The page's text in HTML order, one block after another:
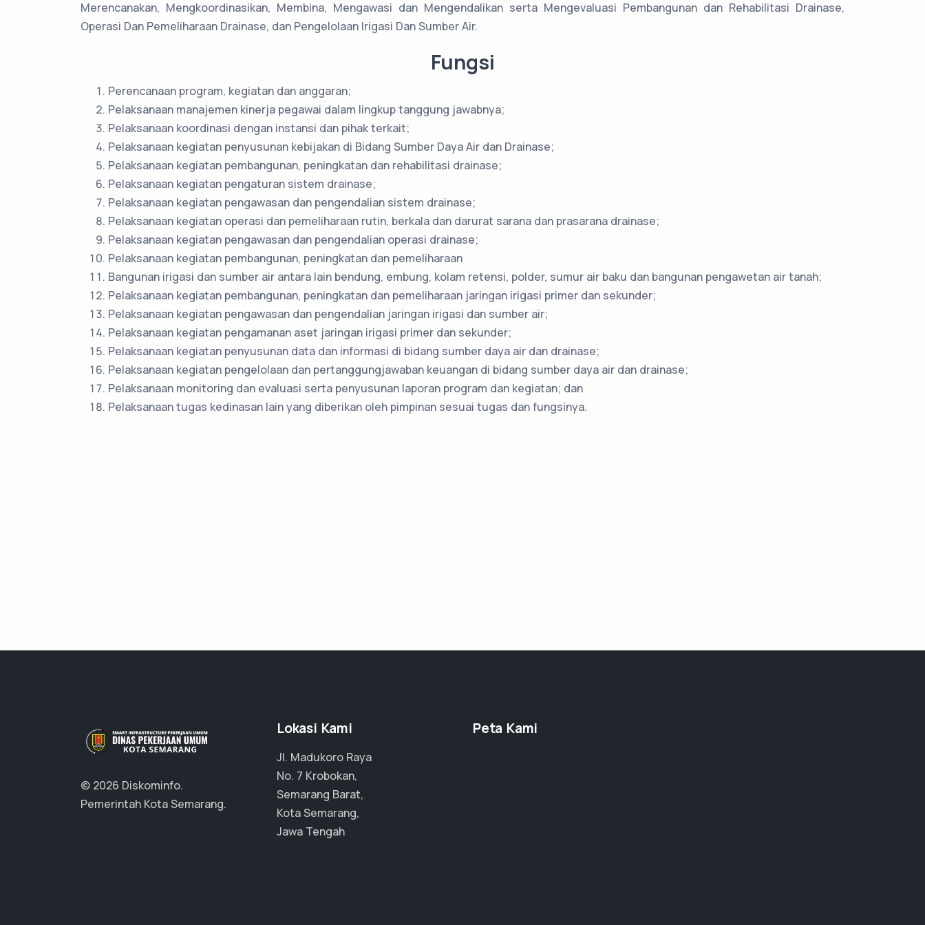
Merencanakan, Mengkoordinasikan, Membina, Mengawasi dan Mengendalikan serta Mengevaluasi Pembangunan dan Rehabilitasi Drainase,
Operasi Dan Pemeliharaan Drainase, dan Pengelolaan Irigasi Dan Sumber Air.
Fungsi
Perencanaan program, kegiatan dan anggaran;
Pelaksanaan manajemen kinerja pegawai dalam lingkup tanggung jawabnya;
Pelaksanaan koordinasi dengan instansi dan pihak terkait;
Pelaksanaan kegiatan penyusunan kebijakan di Bidang Sumber Daya Air dan Drainase;
Pelaksanaan kegiatan pembangunan, peningkatan dan rehabilitasi drainase;
Pelaksanaan kegiatan pengaturan sistem drainase;
Pelaksanaan kegiatan pengawasan dan pengendalian sistem drainase;
Pelaksanaan kegiatan operasi dan pemeliharaan rutin, berkala dan darurat sarana dan prasarana drainase;
Pelaksanaan kegiatan pengawasan dan pengendalian operasi drainase;
Pelaksanaan kegiatan pembangunan, peningkatan dan pemeliharaan
Bangunan irigasi dan sumber air antara lain bendung, embung, kolam retensi, polder, sumur air baku dan bangunan pengawetan air tanah;
Pelaksanaan kegiatan pembangunan, peningkatan dan pemeliharaan jaringan irigasi primer dan sekunder;
Pelaksanaan kegiatan pengawasan dan pengendalian jaringan irigasi dan sumber air;
Pelaksanaan kegiatan pengamanan aset jaringan irigasi primer dan sekunder;
Pelaksanaan kegiatan penyusunan data dan informasi di bidang sumber daya air dan drainase;
Pelaksanaan kegiatan pengelolaan dan pertanggungjawaban keuangan di bidang sumber daya air dan drainase;
Pelaksanaan monitoring dan evaluasi serta penyusunan laporan program dan kegiatan; dan
Pelaksanaan tugas kedinasan lain yang diberikan oleh pimpinan sesuai tugas dan fungsinya.
© 2026 Diskominfo.
Pemerintah Kota Semarang.
Lokasi Kami
Jl. Madukoro Raya
No. 7 Krobokan,
Semarang Barat,
Kota Semarang,
Jawa Tengah
Peta Kami